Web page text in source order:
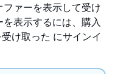
ァーを表示して受け
表示するには、購入
け取った にサインイ